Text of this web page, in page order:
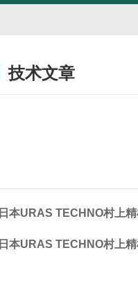
技术文章
日本URAS TECHNO村上
日本URAS TECHNO村上